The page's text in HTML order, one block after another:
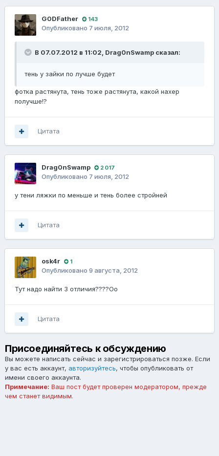
G0DFathеr 143
Опубликовано 7 июля, 2012
В 07.07.2012 в 11:02, Drag0nSwamp сказал:
тень у зайки по лучше будет
фотка растянута, тень тоже растянута, какой нахер
получше!?
Цитата
Drag0nSwamp 2 017
Опубликовано 7 июля, 2012
у тени ляжки по меньше и тень более стройней
Цитата
osk4r 1
Опубликовано 9 августа, 2012
Тут надо найти 3 отличия????Оо
Цитата
Присоединяйтесь к обсуждению
Вы можете написать сейчас и зарегистрироваться позже. Если
у вас есть аккаунт, авторизуйтесь, чтобы опубликовать от
имени своего аккаунта.
Примечание: Ваш пост будет проверен модератором, прежде
чем станет видимым.